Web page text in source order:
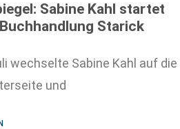
Sabine Kahl startet
Starick
wechselte Sabine Kahl auf die
und